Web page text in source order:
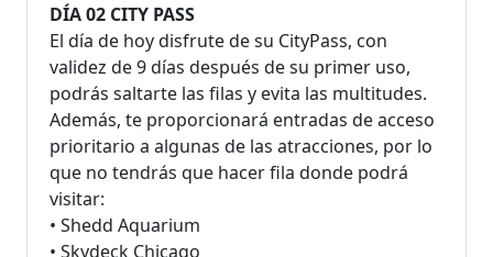
DÍA 02 CITY PASS
El día de hoy disfrute de su CityPass, con
validez de 9 días después de su primer uso,
podrás saltarte las filas y evita las multitudes.
Además, te proporcionará entradas de acceso
prioritario a algunas de las atracciones, por lo
que no tendrás que hacer fila donde podrá
visitar:
• Shedd Aquarium
• Skydeck Chicago